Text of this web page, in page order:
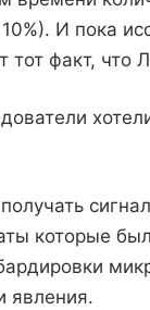
И пока
тот факт, что
которые
явления.